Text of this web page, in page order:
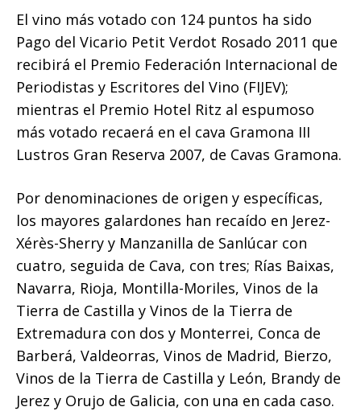
El vino más votado con 124 puntos ha sido
Pago del Vicario Petit Verdot Rosado 2011 que
recibirá el Premio Federación Internacional de
Periodistas y Escritores del Vino (FIJEV);
mientras el Premio Hotel Ritz al espumoso
más votado recaerá en el cava Gramona III
Lustros Gran Reserva 2007, de Cavas Gramona.
Por denominaciones de origen y específicas,
los mayores galardones han recaído en Jerez-
Xérès-Sherry y Manzanilla de Sanlúcar con
cuatro, seguida de Cava, con tres; Rías Baixas,
Navarra, Rioja, Montilla-Moriles, Vinos de la
Tierra de Castilla y Vinos de la Tierra de
Extremadura con dos y Monterrei, Conca de
Barberá, Valdeorras, Vinos de Madrid, Bierzo,
Vinos de la Tierra de Castilla y León, Brandy de
Jerez y Orujo de Galicia, con una en cada caso.